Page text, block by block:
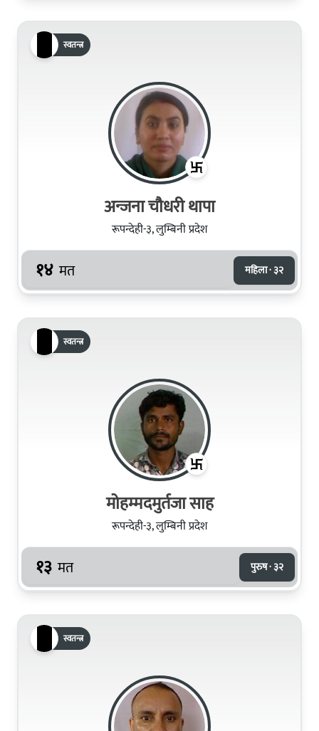
स्वतन्त्र
अन्जना चौधरी थापा
रूपन्देही-३, लुम्बिनी प्रदेश
१४ मत महिला · ३२
स्वतन्त्र
मोहम्मदमुर्तजा साह
रूपन्देही-३, लुम्बिनी प्रदेश
१३ मत पुरुष · ३२
स्वतन्त्र